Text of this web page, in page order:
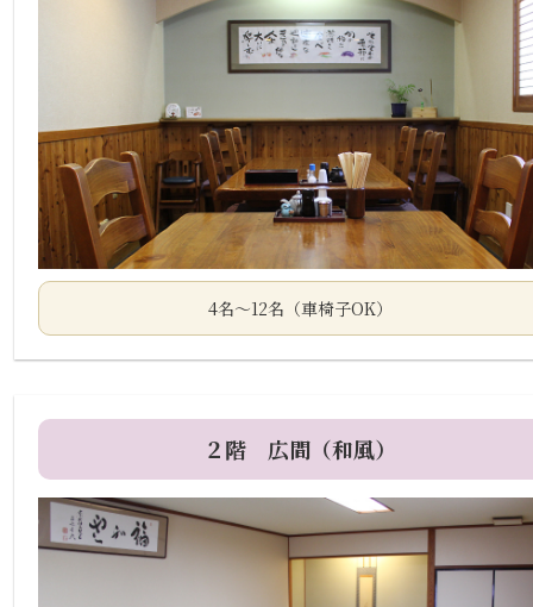
4名～12名（車椅子OK）
２階 広間（和風）